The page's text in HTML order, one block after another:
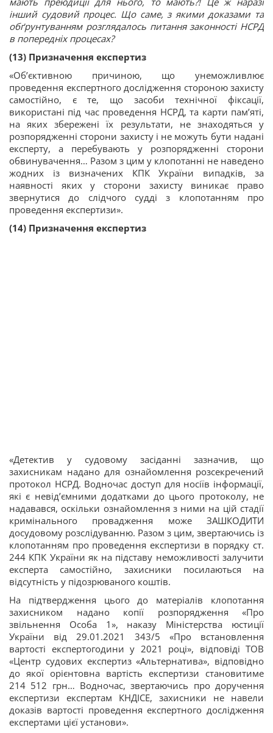
інший судовий процес. Що саме, з якими доказами та
обґрунтуванням розглядалось питання законності НСРД
в попередніх процесах?
(13) Призначення експертиз
«Об’єктивною причиною, що унеможливлює
проведення експертного дослідження стороною захисту
самостійно, є те, що засоби технічної фіксації,
використані під час проведення НСРД, та карти пам’яті,
на яких збережені їх результати, не знаходяться у
розпорядженні сторони захисту і не можуть бути надані
експерту, а перебувають у розпорядженні сторони
обвинувачення… Разом з цим у клопотанні не наведено
жодних із визначених КПК України випадків, за
наявності яких у сторони захисту виникає право
звернутися до слідчого судді з клопотанням про
проведення експертизи».
(14) Призначення експертиз
«Детектив у судовому засіданні зазначив, що
захисникам надано для ознайомлення розсекречений
протокол НСРД. Водночас доступ для носіїв інформації,
які є невід’ємними додатками до цього протоколу, не
надавався, оскільки ознайомлення з ними на цій стадії
кримінального провадження може ЗАШКОДИТИ
досудовому розслідуванню. Разом з цим, звертаючись із
клопотанням про проведення експертизи в порядку ст.
244 КПК України як на підставу неможливості залучити
експерта самостійно, захисники посилаються на
відсутність у підозрюваного коштів.
На підтвердження цього до матеріалів клопотання
захисником надано копії розпорядження «Про
звільнення Особа 1», наказу Міністерства юстиції
України від 29.01.2021 343/5 «Про встановлення
вартості експертогодини у 2021 році», відповіді ТОВ
«Центр судових експертиз «Альтернатива», відповідно
до якої орієнтовна вартість експертизи становитиме
214 512 грн… Водночас, звертаючись про доручення
експертизи експертам КНДІСЕ, захисники не навели
доказів вартості проведення експертного дослідження
експертами цієї установи».